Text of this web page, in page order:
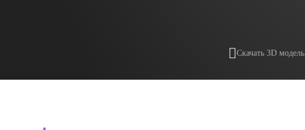
Скачать 3D модель